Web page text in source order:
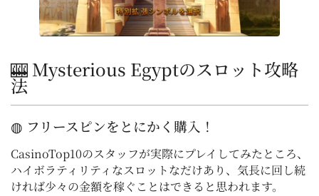
🎰 Mysterious Egyptのスロット攻略
法
◍ フリースピンをとにかく購入！
CasinoTop10のスタッフが実際にプレイしてみたところ、
ハイボラティリティなスロットなだけあり、気長に回し続
ければ少々の金額を稼ぐことはできると思われます。